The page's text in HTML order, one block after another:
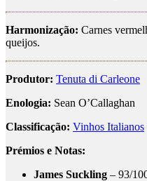
Harmonização: Carnes
queijos.
Produtor: Tenuta di Carleone
Enologia: Sean O’Callaghan
Classificação: Vinhos Italianos
Prémios e Notas:
James Suckling – 93/